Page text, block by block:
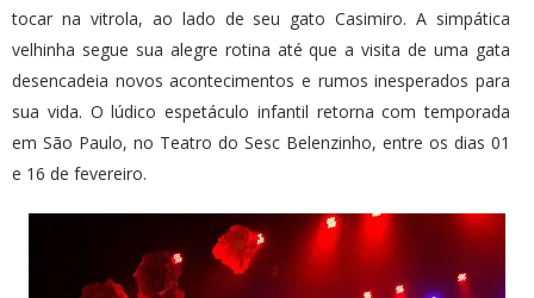
tocar na vitrola, ao lado de seu gato Casimiro. A simpática
velhinha segue sua alegre rotina até que a visita de uma gata
desencadeia novos acontecimentos e rumos inesperados para
sua vida. O lúdico espetáculo infantil retorna com temporada
em São Paulo, no Teatro do Sesc Belenzinho, entre os dias 01
e 16 de fevereiro.